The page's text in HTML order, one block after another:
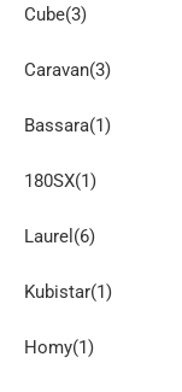
Cube(3)
Caravan(3)
Bassara(1)
180SX(1)
Laurel(6)
Kubistar(1)
Homy(1)